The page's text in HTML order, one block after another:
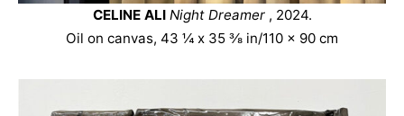
CELINE ALI Night Dreamer , 2024.
Oil on canvas, 43 ¼ x 35 ⅜ in/110 x 90 cm